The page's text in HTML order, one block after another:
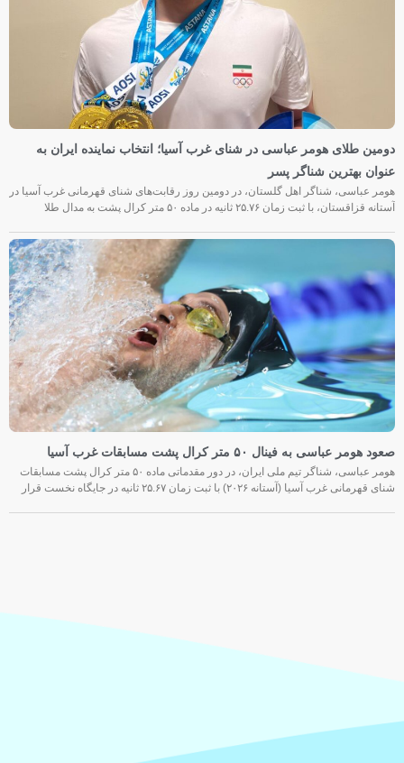
دومین طلای هومر عباسی در شنای غرب آسیا؛ انتخاب نماینده ایران به
عنوان بهترین شناگر پسر
هومر عباسی، شناگر اهل گلستان، در دومین روز رقابت‌های شنای قهرمانی غرب آسیا در
آستانه قزاقستان، با ثبت زمان ۲۵.۷۶ ثانیه در ماده ۵۰ متر کرال پشت به مدال طلا
صعود هومر عباسی به فینال ۵۰ متر کرال پشت مسابقات غرب آسیا
هومر عباسی، شناگر تیم ملی ایران، در دور مقدماتی ماده ۵۰ متر کرال پشت مسابقات
شنای قهرمانی غرب آسیا (آستانه ۲۰۲۶) با ثبت زمان ۲۵.۶۷ ثانیه در جایگاه نخست قرار